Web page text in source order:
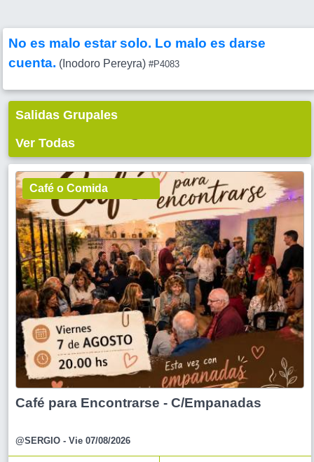
No es malo estar solo. Lo malo es darse
cuenta. (Inodoro Pereyra) #P4083
Salidas Grupales
Ver Todas
Café o Comida
Café para Encontrarse - C/Empanadas
@SERGIO - Vie 07/08/2026